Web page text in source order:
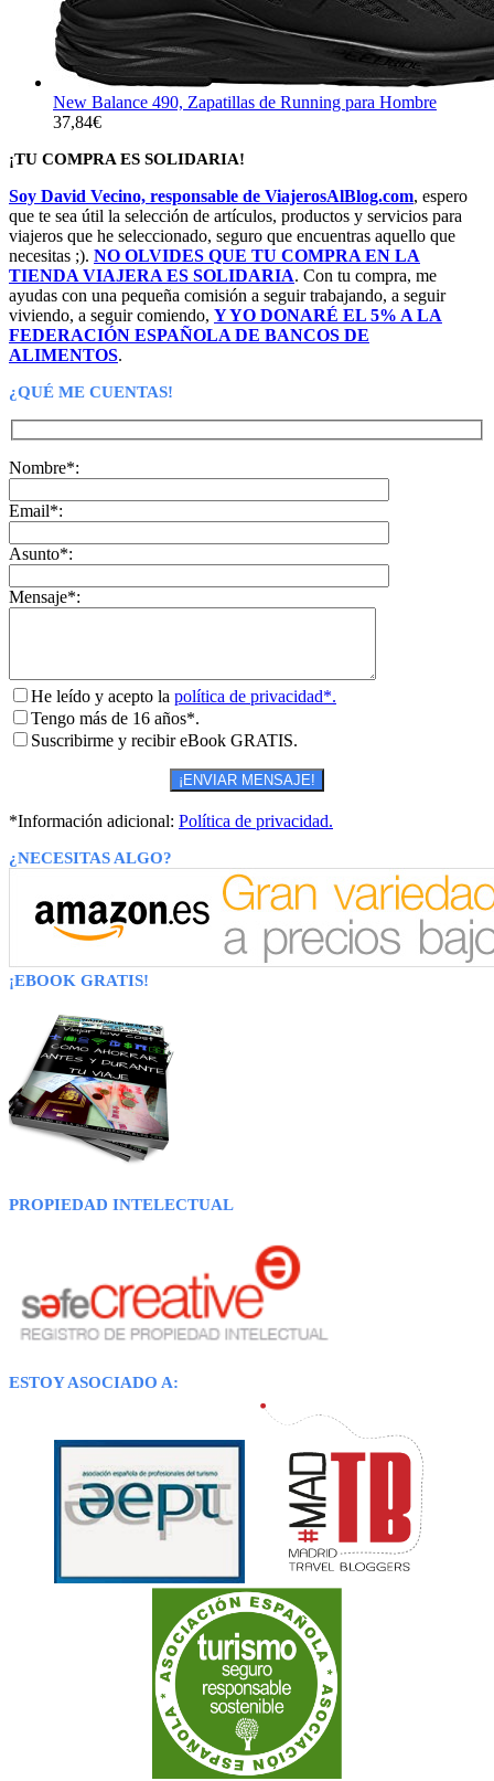
New Balance 490, Zapatillas de Running para Hombre
37,84€
¡TU COMPRA ES SOLIDARIA!
Soy David Vecino, responsable de ViajerosAlBlog.com, espero
que te sea útil la selección de artículos, productos y servicios para
viajeros que he seleccionado, seguro que encuentras aquello que
necesitas ;). NO OLVIDES QUE TU COMPRA EN LA
TIENDA VIAJERA ES SOLIDARIA. Con tu compra, me
ayudas con una pequeña comisión a seguir trabajando, a seguir
viviendo, a seguir comiendo, Y YO DONARÉ EL 5% A LA
FEDERACIÓN ESPAÑOLA DE BANCOS DE
ALIMENTOS.
¿QUÉ ME CUENTAS!
Nombre*:
Email*:
Asunto*:
Mensaje*:
He leído y acepto la política de privacidad*.
Tengo más de 16 años*.
Suscribirme y recibir eBook GRATIS.
*Información adicional: Política de privacidad.
¿NECESITAS ALGO?
¡EBOOK GRATIS!
PROPIEDAD INTELECTUAL
ESTOY ASOCIADO A: